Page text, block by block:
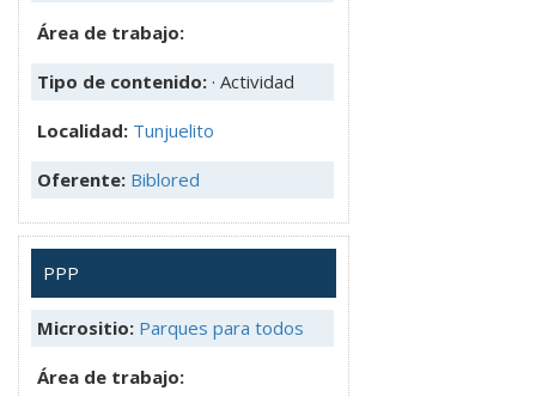
Área de trabajo:
Tipo de contenido: · Actividad
Localidad: Tunjuelito
Oferente: Biblored
PPP
Micrositio: Parques para todos
Área de trabajo: